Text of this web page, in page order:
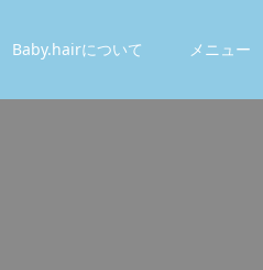
Baby.hairについて メニュー